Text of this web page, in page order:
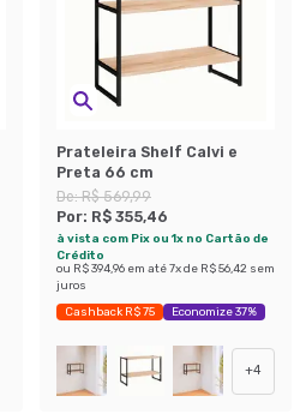
Prateleira Shelf Calvi e
Preta 66 cm
De:R$ 569,99
Por: R$ 355,46
à vista com Pix ou 1x no Cartão de
Crédito
ou R$ 394,96 em até7x de R$ 56,42 sem
juros
Cashback R$ 75 Economize 37%
+4